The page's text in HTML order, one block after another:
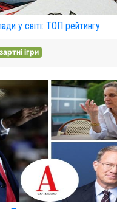
у світі: ТОП рейтингу
ігри